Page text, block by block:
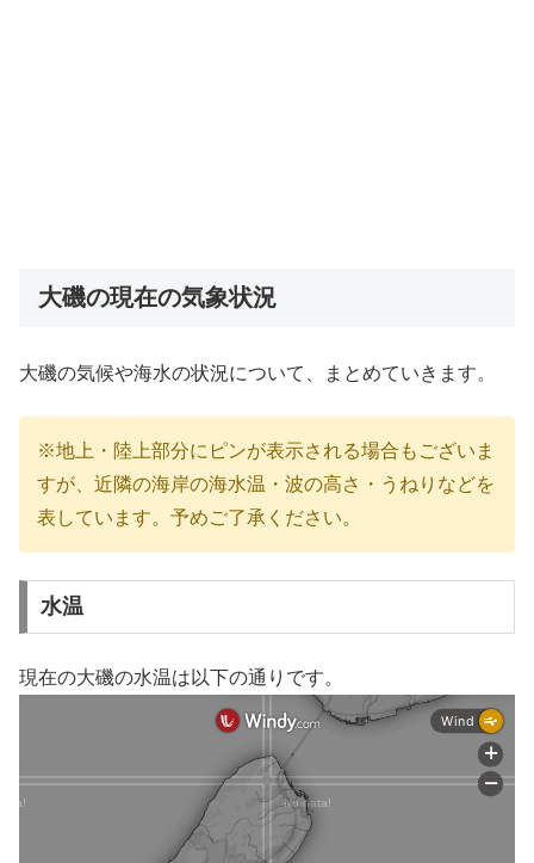
大磯の現在の気象状況
大磯の気候や海水の状況について、まとめていきます。
※地上・陸上部分にピンが表示される場合もございま
すが、近隣の海岸の海水温・波の高さ・うねりなどを
表しています。予めご了承ください。
水温
現在の大磯の水温は以下の通りです。